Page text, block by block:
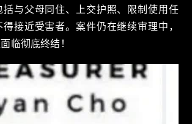
括与父母同住、上交护照、限制使用任
接近受害者。案件仍在继续审理中，
临彻底终结！